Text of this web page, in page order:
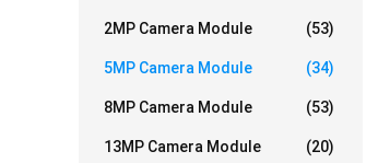
2MP Camera Module (53)
5MP Camera Module (34)
8MP Camera Module (53)
13MP Camera Module (20)